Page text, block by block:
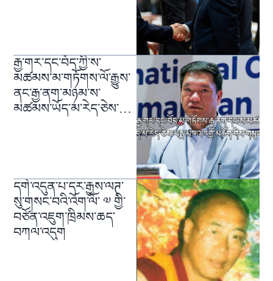
རྒྱ་གར་དང་བོད་ཀྱི་ས་
མཚམས་མ་གཏོགས་ལོ་རྒྱུས་
ནང་རྒྱ་ནག་མཉམ་ས་
མཚམས་ཡོད་མ་རེད་ཅེས་
དགེ་འདུན་པ་དར་རྒྱས་ལཊ་
སུ་གསང་བའི་འོག་ལོ་ ༧ གྱི་
བཙོན་འཇུག་ཁྲིམས་ཆད་
བཀལ་འདུག